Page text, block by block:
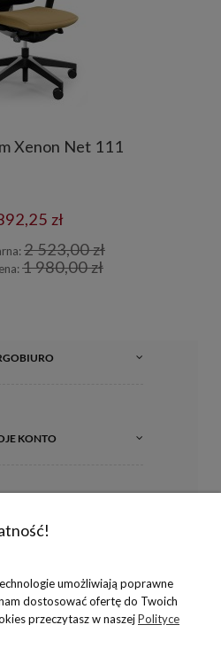
Xenon Net 111
zł
2 523,00 zł
1 980,00 zł
KONTO
O NAS
umożliwiają poprawne
dostosować ofertę do Twoich
przeczytasz w naszejPolityce